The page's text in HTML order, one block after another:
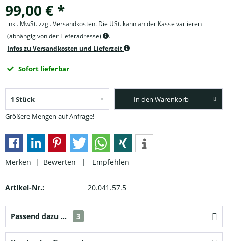
99,00 € *
inkl. MwSt. zzgl. Versandkosten. Die USt. kann an der Kasse variieren
(abhängig von der Lieferadresse)
.
Infos zu Versandkosten und Lieferzeit
Sofort lieferbar
Größere Mengen auf Anfrage!
In den Warenkorb
Merken | Bewerten | Empfehlen
Artikel-Nr.: 20.041.57.5
Passend dazu ... 3